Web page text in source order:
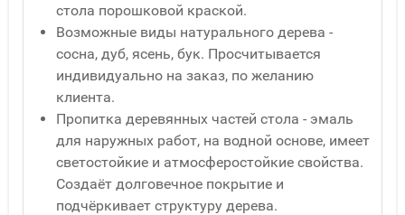
стола порошковой краской.
Возможные виды натурального дерева -
сосна, дуб, ясень, бук. Просчитывается
индивидуально на заказ, по желанию
клиента.
Пропитка деревянных частей стола - эмаль
для наружных работ, на водной основе, имеет
светостойкие и атмосферостойкие свойства.
Создаёт долговечное покрытие и
подчёркивает структуру дерева.